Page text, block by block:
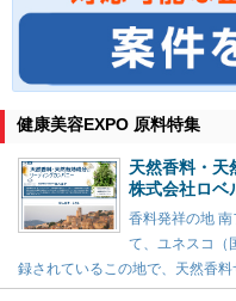
健康美容EXPO 原料特集
天然香料・天
株式会社ロベ
香料発祥の地
て、ユネスコ（
録されているこの地で、天然香料